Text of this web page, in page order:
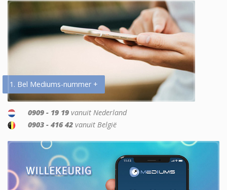
1. Bel Mediums-nummer +
0909 - 19 19 vanuit Nederland
0903 - 416 42 vanuit België